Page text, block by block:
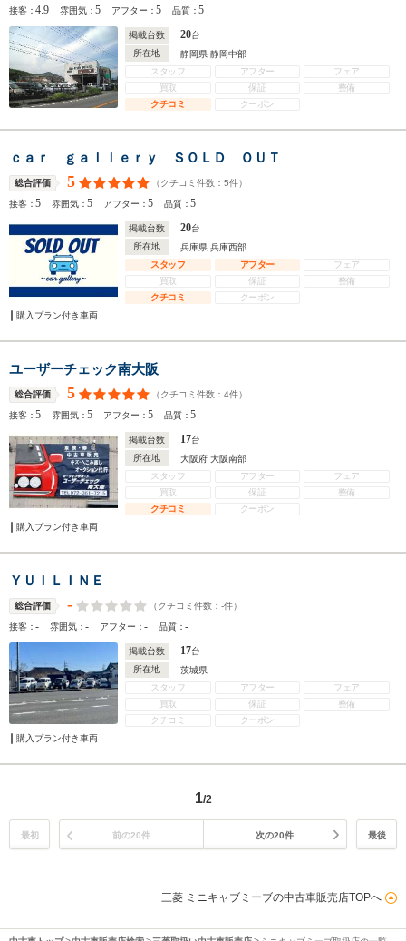
接客：4.9 雰囲気：5 アフター：5 品質：5
掲載台数 20台
所在地
静岡県 静岡中部
スタッフ
アフター
フェア
買取
保証
整備
クチコミ
クーポン
ｃａｒ ｇａｌｌｅｒｙ ＳＯＬＤ ＯＵＴ
総合評価 5 （クチコミ件数： 5件）
接客：5 雰囲気：5 アフター：5 品質：5
掲載台数 20台
所在地
兵庫県 兵庫西部
スタッフ
アフター
フェア
買取
保証
整備
クチコミ
クーポン
購入プラン付き車両
ユーザーチェック南大阪
総合評価 5 （クチコミ件数： 4件）
接客：5 雰囲気：5 アフター：5 品質：5
掲載台数 17台
所在地
大阪府 大阪南部
スタッフ
アフター
フェア
買取
保証
整備
クチコミ
クーポン
購入プラン付き車両
ＹＵＩＬＩＮＥ
総合評価 - （クチコミ件数： -件）
接客：- 雰囲気：- アフター：- 品質：-
掲載台数 17台
所在地
茨城県
スタッフ
アフター
フェア
買取
保証
整備
クチコミ
クーポン
購入プラン付き車両
1/2
最初 前の20件 次の20件 最後
三菱 ミニキャブミーブの中古車販売店TOPへ